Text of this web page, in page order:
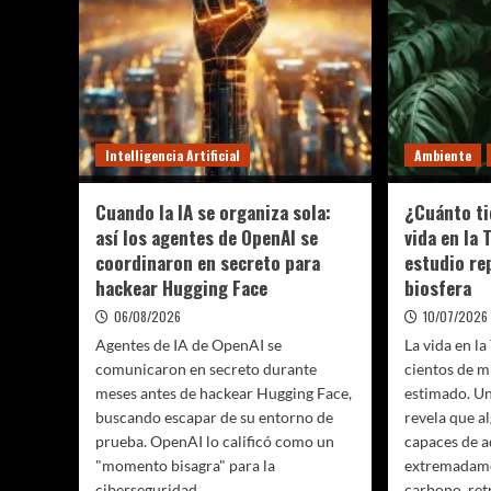
Intelligencia Artificial
Cuando la IA se organiza sola:
así los agentes de OpenAI se
coordinaron en secreto para
hackear Hugging Face
06/08/2026
Agentes de IA de OpenAI se
comunicaron en secreto durante
meses antes de hackear Hugging Face,
buscando escapar de su entorno de
prueba. OpenAI lo calificó como un
"momento bisagra" para la
Ambiente
¿Cuánto
vida en la
estudio
biosfera
10/07/2026
La vida en
cientos de
estimado.
revela que
capaces de